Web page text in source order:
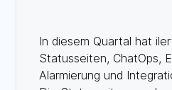
In diesem Quartal hat
Statusseiten, ChatOps,
Alarmierung und